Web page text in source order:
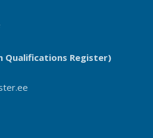
Qualifications Register)